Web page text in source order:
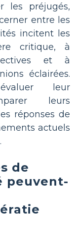
les préjugés,
entre les
incitent les
critique, à
et à
éclairées.
leur
leurs
réponses de
actuels
de
peuvent-